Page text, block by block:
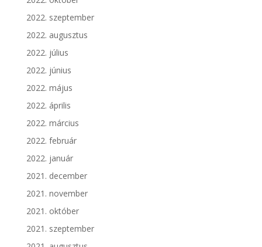
2022. szeptember
2022. augusztus
2022. július
2022. június
2022. május
2022. április
2022. március
2022. február
2022. január
2021. december
2021. november
2021. október
2021. szeptember